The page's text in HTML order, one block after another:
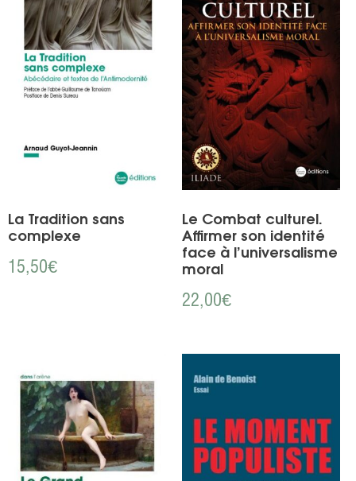
La Tradition sans
complexe
15,50€
Le Combat culturel.
Affirmer son identité
face à l’universalisme
moral
22,00€